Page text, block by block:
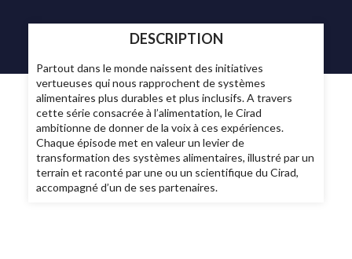
DESCRIPTION
Partout dans le monde naissent des initiatives
vertueuses qui nous rapprochent de systèmes
alimentaires plus durables et plus inclusifs. A travers
cette série consacrée à l’alimentation, le Cirad
ambitionne de donner de la voix à ces expériences.
Chaque épisode met en valeur un levier de
transformation des systèmes alimentaires, illustré par un
terrain et raconté par une ou un scientifique du Cirad,
accompagné d’un de ses partenaires.